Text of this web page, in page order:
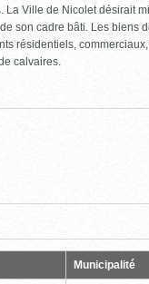
Ville de Nicolet désirait
son cadre bâti. Les biens
résidentiels,
calvaires.
Municipalité